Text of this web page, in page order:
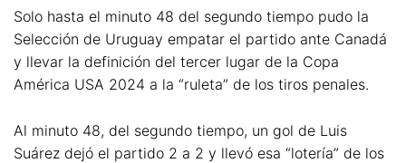
Solo hasta el minuto 48 del segundo tiempo pudo la
Selección de Uruguay empatar el partido ante Canadá
y llevar la definición del tercer lugar de la Copa
América USA 2024 a la “ruleta” de los tiros penales.
Al minuto 48, del segundo tiempo, un gol de Luis
Suárez dejó el partido 2 a 2 y llevó esa “lotería” de los